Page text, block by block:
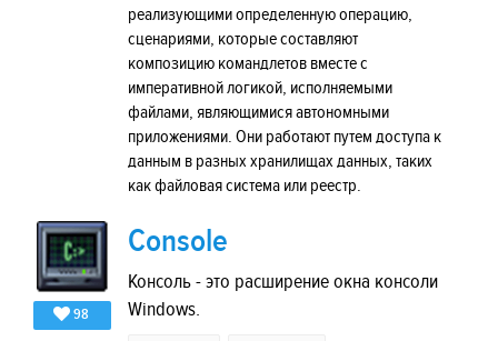
реализующими определенную операцию,
сценариями, которые составляют
композицию командлетов вместе с
императивной логикой, исполняемыми
файлами, являющимися автономными
приложениями. Они работают путем доступа к
данным в разных хранилищах данных, таких
как файловая система или реестр.
98
Console
Консоль - это расширение окна консоли
Windows.